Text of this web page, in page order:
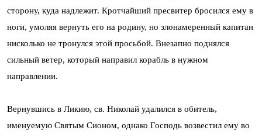
сторону, куда надлежит. Кротчайший пресвитер бросился ему в
ноги, умоляя вернуть его на родину, но злонамеренный капитан
нисколько не тронулся этой просьбой. Внезапно поднялся
сильный ветер, который направил корабль в нужном
направлении.
Вернувшись в Ликию, св. Николай удалился в обитель,
именуемую Святым Сионом, однако Господь возвестил ему во